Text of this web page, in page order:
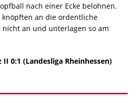
nach einer Ecke belohnen.
knöpften an die ordentliche
nicht an und unterlagen so am
II 0:1 (Landesliga Rheinhessen)